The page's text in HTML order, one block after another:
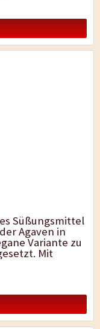
Süßungsmittel
Agaven in
Variante zu
Mit